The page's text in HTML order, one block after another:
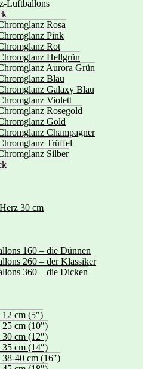
Luftballons
Rosa
Pink
Rot
Hellgrün
Aurora Grün
Blau
Galaxy Blau
Violett
Rosegold
Gold
Champagner
Trüffel
Silber
30 cm
160 – die Dünnen
260 – der Klassiker
360 – die Dicken
cm (5″)
cm (10″)
cm (12″)
cm (14″)
40 cm (16″)